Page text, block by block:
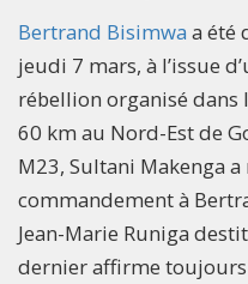
Bertrand Bisimwa a été
jeudi 7 mars, à l’issue
rébellion organisé dans
60 km au Nord-Est de
M23, Sultani Makenga
commandement à
Jean-Marie Runiga
dernier affirme toujours